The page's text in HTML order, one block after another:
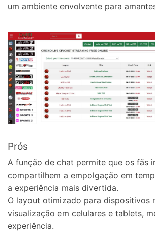
um ambiente envolvente para
Prós
A função de chat permite que os fãs
compartilhem a empolgação em
a experiência mais divertida.
O layout otimizado para dispositivos
visualização em celulares e tablets,
experiência.